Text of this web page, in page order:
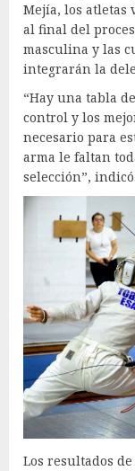
Mejía, los atletas
al final del
masculina y las
integrarán la
“Hay una tabla
control y los
necesario para
arma le faltan
selección”, indicó.
Los resultados